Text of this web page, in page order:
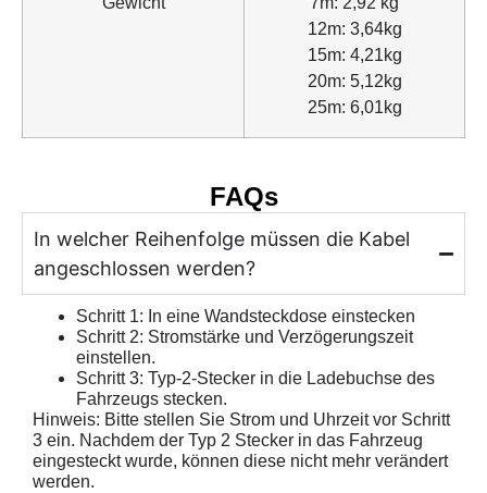
12m: 3,64kg
15m: 4,21kg
20m: 5,12kg
25m: 6,01kg
FAQs
In welcher Reihenfolge müssen die Kabel
angeschlossen werden?
Schritt 1: In eine Wandsteckdose einstecken
Schritt 2: Stromstärke und Verzögerungszeit
einstellen.
Schritt 3: Typ-2-Stecker in die Ladebuchse des
Fahrzeugs stecken.
Hinweis: Bitte stellen Sie Strom und Uhrzeit vor Schritt
3 ein. Nachdem der Typ 2 Stecker in das Fahrzeug
eingesteckt wurde, können diese nicht mehr verändert
werden.